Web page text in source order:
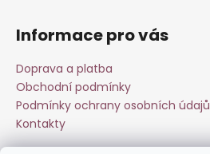
Informace pro vás
Doprava a platba
Obchodní podmínky
Podmínky ochrany osobních údajů
Kontakty